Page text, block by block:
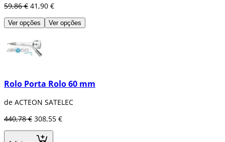
59,86 € 41,90 €
Ver opções Ver opções
Rolo Porta Rolo 60 mm
de ACTEON SATELEC
440,78 € 308,55 €